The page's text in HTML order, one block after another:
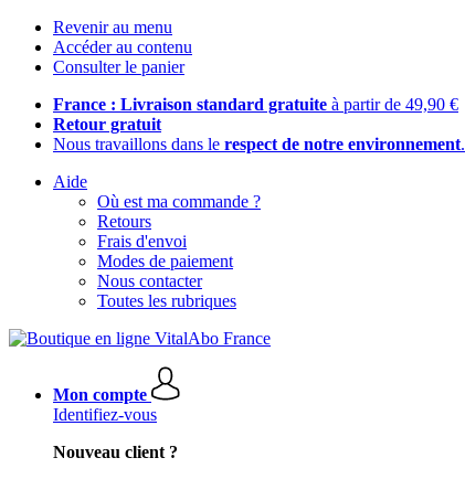
Revenir au menu
Accéder au contenu
Consulter le panier
France : Livraison standard gratuite à partir de 49,90 €
Retour gratuit
Nous travaillons dans le respect de notre environnement.
Aide
Où est ma commande ?
Retours
Frais d'envoi
Modes de paiement
Nous contacter
Toutes les rubriques
Mon compte
Identifiez-vous
Nouveau client ?